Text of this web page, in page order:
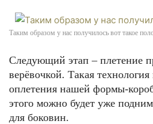
Таким образом у нас получилось вот такое
Следующий этап – плетение
верёвочкой. Такая технология
оплетения нашей формы-
этого можно будет уже
для боковин.